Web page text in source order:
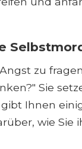
zu
Sie
gibt Ihnen
wie Sie